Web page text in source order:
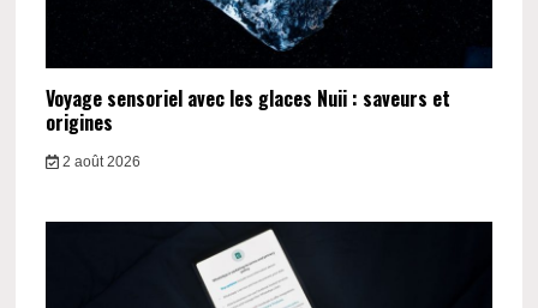
Voyage sensoriel avec les glaces Nuii : saveurs et
origines
2 août 2026